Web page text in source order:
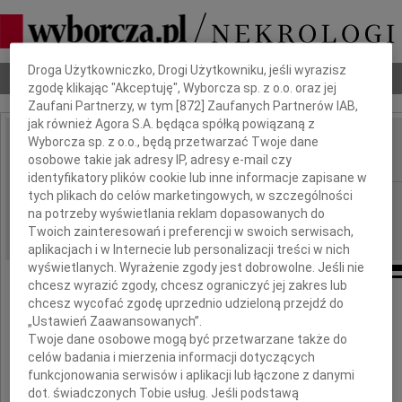
Nekrologi Odeszli Poradnik pogrzebowy
IMIĘ I NAZWISKO: Władysław Pawelec
REGION: Wrocław
DATA EMISJI: 24.02.2011
Z głębokim żalem zawiadamiamy,
że dnia 17 lutego 2011 roku zmarł ukochany
Mąż, Ojciec i Dziadek
Dbamy o Twoją prywatność
Droga Użytkowniczko, Drogi Użytkowniku, jeśli wyrazisz
zgodę klikając "Akceptuję", Wyborcza sp. z o.o. oraz jej
Zaufani Partnerzy, w tym [872] Zaufanych Partnerów IAB,
jak również Agora S.A. będąca spółką powiązaną z
Wyborcza sp. z o.o., będą przetwarzać Twoje dane
osobowe takie jak adresy IP, adresy e-mail czy
identyfikatory plików cookie lub inne informacje zapisane w
tych plikach do celów marketingowych, w szczególności
na potrzeby wyświetlania reklam dopasowanych do
Twoich zainteresowań i preferencji w swoich serwisach,
aplikacjach i w Internecie lub personalizacji treści w nich
wyświetlanych. Wyrażenie zgody jest dobrowolne. Jeśli nie
chcesz wyrazić zgody, chcesz ograniczyć jej zakres lub
chcesz wycofać zgodę uprzednio udzieloną przejdź do
„Ustawień Zaawansowanych”.
Twoje dane osobowe mogą być przetwarzane także do
celów badania i mierzenia informacji dotyczących
funkcjonowania serwisów i aplikacji lub łączone z danymi
dot. świadczonych Tobie usług. Jeśli podstawą